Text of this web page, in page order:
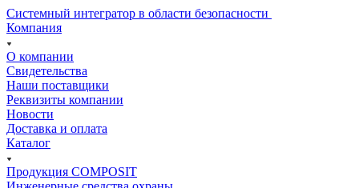
Системный интегратор в области безопасности
Компания
О компании
Свидетельства
Наши поставщики
Реквизиты компании
Новости
Доставка и оплата
Каталог
Продукция COMPOSIT